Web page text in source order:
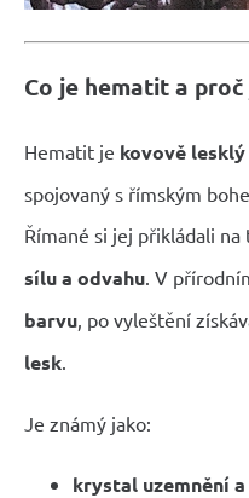
Co je hematit a
Hematit je kovově
spojovaný s římským
Římané si jej přikládali
sílu a odvahu . V
barvu , po vyleštění
lesk
Je známý jako:
krystal uzemnění